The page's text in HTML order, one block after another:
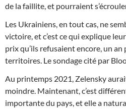
de la faillite, et pourraient
Les Ukrainiens, en tout cas, ne
victoire, et c’est ce qui explique
prix qu’ils refusaient encore, un
territoires. Le sondage cité par
Au printemps 2021, Zelensky
moindre. Maintenant, c’est
importante du pays, et elle a